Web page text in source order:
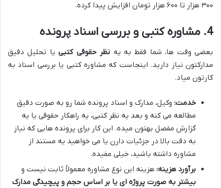
۳۰۰ هزار تا ۶۰۰ هزار تومان افزایش پیدا کرده.
4. مشاوره کتبی و بررسی اسناد پرونده
بعضی وقت ها، شما فقط به یه نظر حقوقی کتبییا تحلیل دقیق
مدارکتون نیاز دارید. اینجاست که مشاوره کتبی یا بررسی اسناد به
کارتون میاد.
خدمت: وکیل، مدارک و اسناد پرونده شما رو به صورت دقیق
مطالعه می کنه و بعد یه نظر کتبی، یه راهکار حقوقی یا یه
گزارش مفصل بهتون میده. این کار برای پرونده هایی که نیاز
به دقت بالا در جزئیات دارن یا می خواهید یه مستند از
مشاوره داشته باشید، خیلی مفیده.
برآورد هزینه: هزینه این نوع مشاوره معمولاً ثابت نیست و
بیشتر به صورت پروژه ای یا بر اساس حجم و پیچیدگی مدارک